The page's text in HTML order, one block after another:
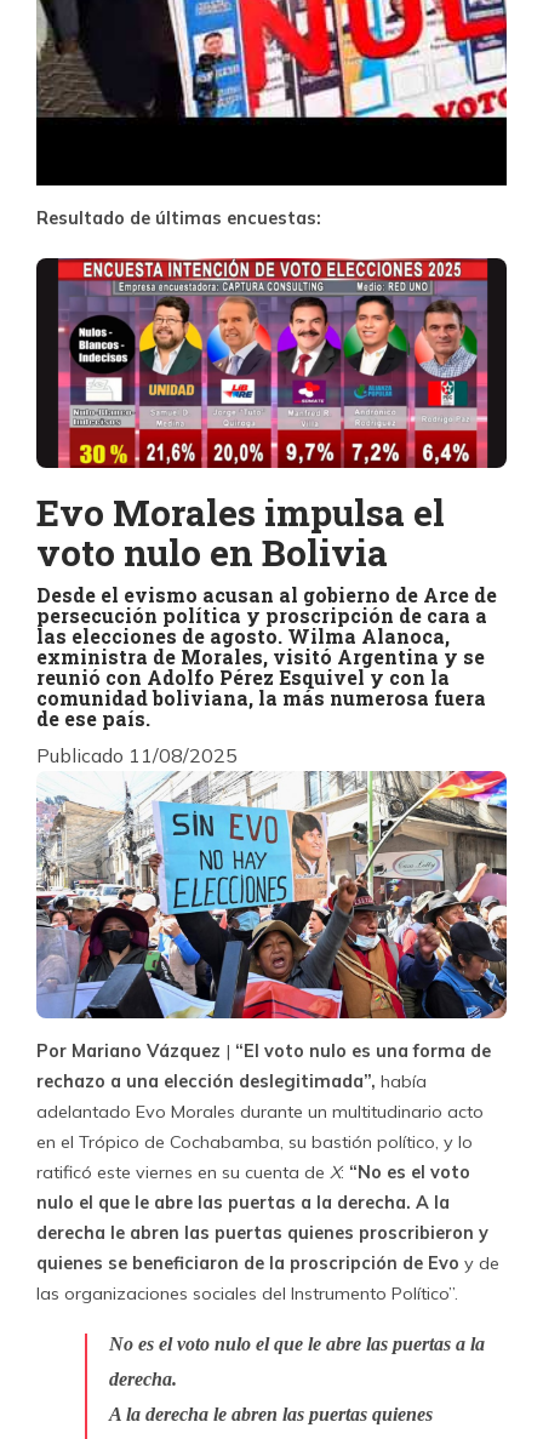
Resultado de últimas encuestas:
Evo Morales impulsa el
voto nulo en Bolivia
Desde el evismo acusan al gobierno de Arce de
persecución política y proscripción de cara a
las elecciones de agosto. Wilma Alanoca,
exministra de Morales, visitó Argentina y se
reunió con Adolfo Pérez Esquivel y con la
comunidad boliviana, la más numerosa fuera
de ese país.
Publicado 11/08/2025
Por Mariano Vázquez | “El voto nulo es una forma de
rechazo a una elección deslegitimada”, había
adelantado Evo Morales durante un multitudinario acto
en el Trópico de Cochabamba, su bastión político, y lo
ratificó este viernes en su cuenta de X: “No es el voto
nulo el que le abre las puertas a la derecha. A la
derecha le abren las puertas quienes proscribieron y
quienes se beneficiaron de la proscripción de Evo y de
las organizaciones sociales del Instrumento Político”.
No es el voto nulo el que le abre las puertas a la
derecha.
A la derecha le abren las puertas quienes